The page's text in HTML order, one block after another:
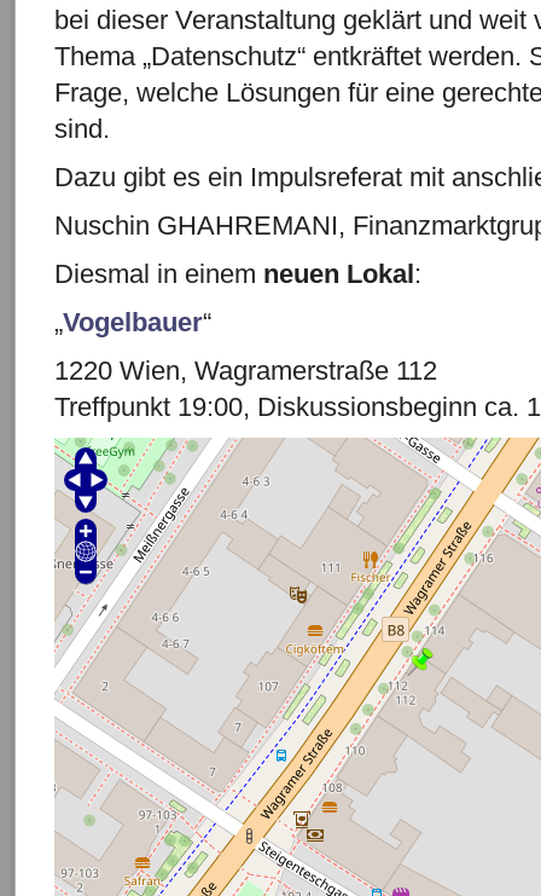
bei dieser Veranstaltung geklärt und weit
Thema „Datenschutz“ entkräftet werden.
Frage, welche Lösungen für eine
sind.
Dazu gibt es ein Impulsreferat mit
Nuschin GHAHREMANI,
Diesmal in einem neuen Lokal:
„Vogelbauer“
1220 Wien, Wagramerstraße 112
Treffpunkt 19:00, Diskussionsbeginn ca.